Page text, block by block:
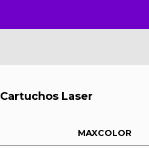
Cartuchos Laser
MAXCOLOR